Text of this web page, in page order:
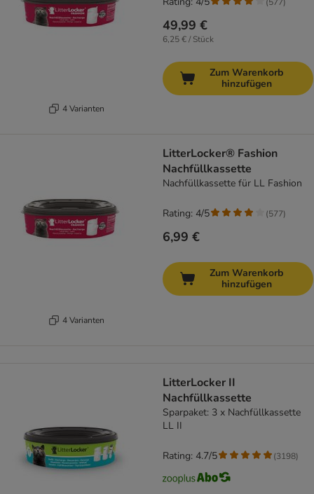
4 Varianten
49,99 €
6,25 € / Stück
Zum Warenkorb
hinzufügen
4 Varianten
LitterLocker® Fashion
Nachfüllkassette
Nachfüllkassette für LL Fashion
6,99 €
Rating: 4/5 (577)
Zum Warenkorb
hinzufügen
LitterLocker II
Nachfüllkassette
Sparpaket: 3 x Nachfüllkassette
LL II
Rating: 4.7/5 (3198)